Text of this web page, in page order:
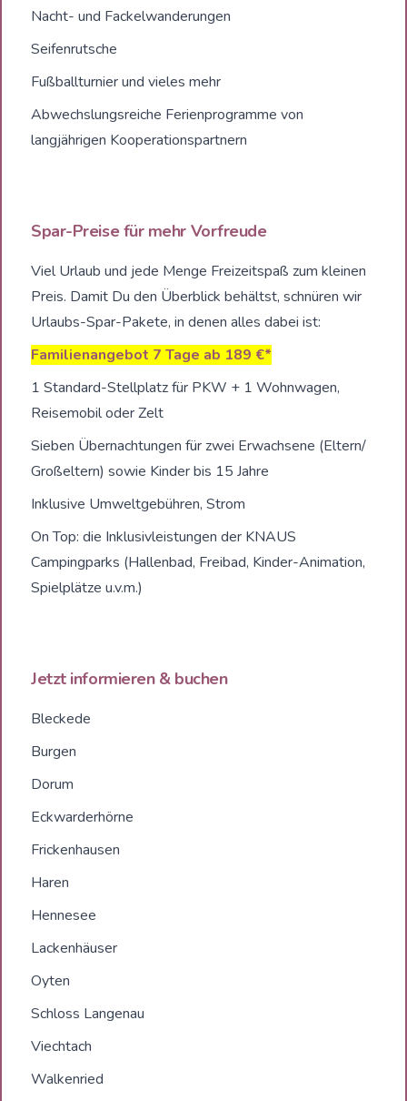
Nacht- und Fackelwanderungen
Seifenrutsche
Fußballturnier und vieles mehr
Abwechslungsreiche Ferienprogramme von
langjährigen Kooperationspartnern
Spar-Preise für mehr Vorfreude
Viel Urlaub und jede Menge Freizeitspaß zum kleinen
Preis. Damit Du den Überblick behältst, schnüren wir
Urlaubs-Spar-Pakete, in denen alles dabei ist:
Familienangebot 7 Tage ab 189 €*
1 Standard-Stellplatz für PKW + 1 Wohnwagen,
Reisemobil oder Zelt
Sieben Übernachtungen für zwei Erwachsene (Eltern/
Großeltern) sowie Kinder bis 15 Jahre
Inklusive Umweltgebühren, Strom
On Top: die Inklusivleistungen der KNAUS
Campingparks (Hallenbad, Freibad, Kinder-Animation,
Spielplätze u.v.m.)
Jetzt informieren & buchen
Bleckede
Burgen
Dorum
Eckwarderhörne
Frickenhausen
Haren
Hennesee
Lackenhäuser
Oyten
Schloss Langenau
Viechtach
Walkenried